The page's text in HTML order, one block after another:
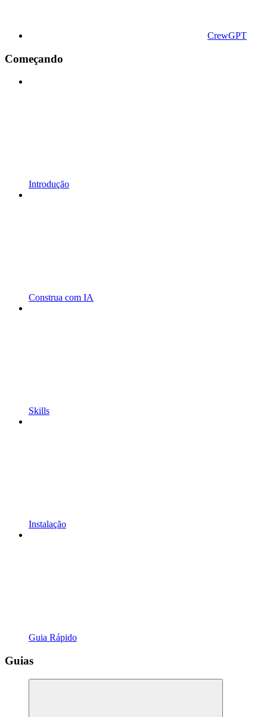
CrewGPT
Começando
Introdução
Construa com IA
Skills
Instalação
Guia Rápido
Guias